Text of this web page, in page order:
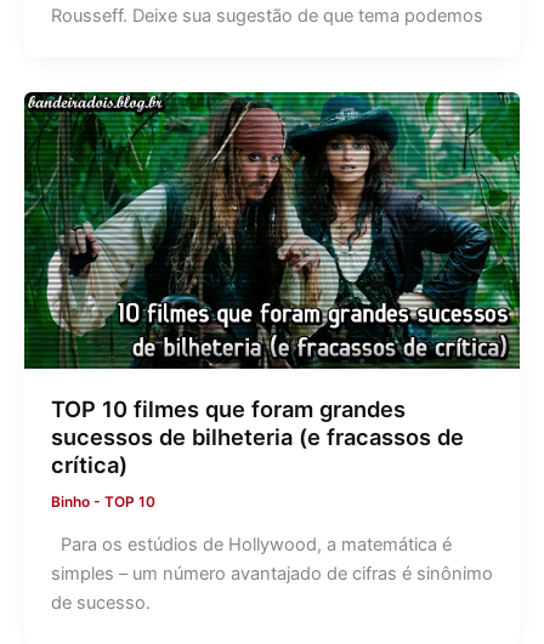
Rousseff. Deixe sua sugestão de que tema podemos
TOP 10 filmes que foram grandes
sucessos de bilheteria (e fracassos de
crítica)
Binho - TOP 10
Para os estúdios de Hollywood, a matemática é
simples – um número avantajado de cifras é sinônimo
de sucesso.